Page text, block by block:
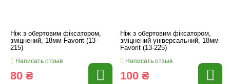
Ніж з обертовим фіксатором,
зміцнений, 18мм Favorit (13-
215)
Написать отзыв
80 ₴
Ніж з обертовим фіксатором,
зміцнений універсальний, 18мм
Favorit (13-225)
Написать отзыв
100 ₴